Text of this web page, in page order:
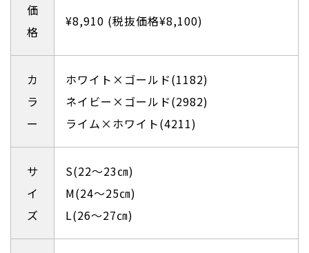
価
格
¥8,910 (税抜価格¥8,100)
カ
ラ
ー
ホワイト×ゴールド(1182)
ネイビー×ゴールド(2982)
ライム×ホワイト(4211)
サ
イ
ズ
S(22〜23㎝)
M(24〜25㎝)
L(26〜27㎝)